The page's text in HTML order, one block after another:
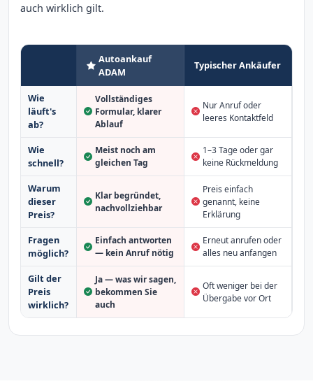
auch wirklich gilt.
Autoankauf
ADAM
Typischer Ankäufer
Wie
läuft's
ab?
Vollständiges
Formular, klarer
Ablauf
Nur Anruf oder
leeres Kontaktfeld
Wie
schnell?
Meist noch am
gleichen Tag
1–3 Tage oder gar
keine Rückmeldung
Warum
dieser
Preis?
Klar begründet,
nachvollziehbar
Preis einfach
genannt, keine
Erklärung
Fragen
möglich?
Einfach antworten
— kein Anruf nötig
Erneut anrufen oder
alles neu anfangen
Gilt der
Preis
wirklich?
Ja — was wir sagen,
bekommen Sie
auch
Oft weniger bei der
Übergabe vor Ort